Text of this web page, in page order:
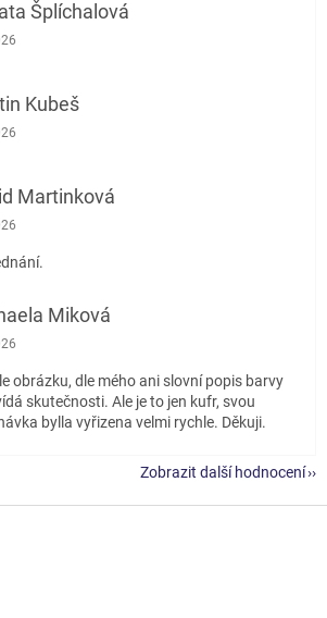
Šplíchalová
obchodu je 5 z 5 hvězdiček.
Kubeš
obchodu je 5 z 5 hvězdiček.
Martinková
obchodu je 5 z 5 hvězdiček.
Miková
obchodu je 5 z 5 hvězdiček.
obrázku, dle mého ani slovní popis barvy
skutečnosti. Ale je to jen kufr, svou
bylla vyřizena velmi rychle. Děkuji.
Zobrazit další hodnocení